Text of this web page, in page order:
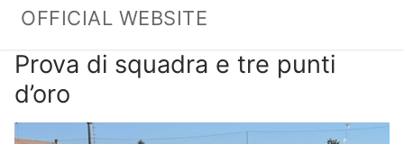
OFFICIAL WEBSITE
Prova di squadra e tre punti
d’oro